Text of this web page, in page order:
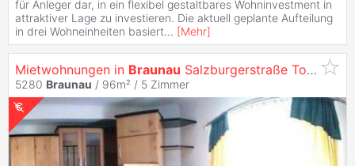
für Anleger dar, in ein flexibel gestaltbares Wohninvestment in
attraktiver Lage zu investieren. Die aktuell geplante Aufteilung
in drei Wohneinheiten basiert... [Mehr]
Mietwohnungen in Braunau Salzburgerstraße Top 1
5280 Braunau / 96m² / 5 Zimmer